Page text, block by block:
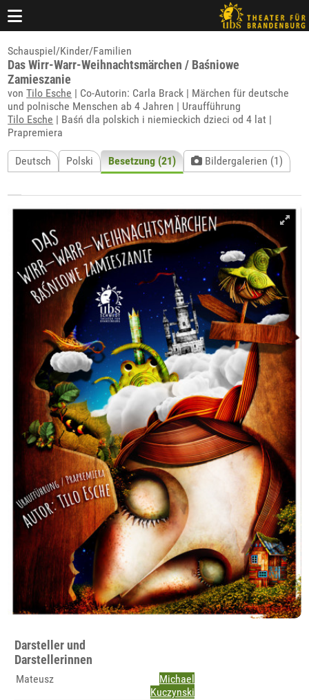
Schauspiel/Kinder/Familien
Das Wirr-Warr-Weihnachtsmärchen / Baśniowe
Zamieszanie
vonTilo Esche | Co-Autorin: Carla Brack | Märchen für deutsche
und polnische Menschen ab 4 Jahren | Uraufführung
Tilo Esche | Baśń dla polskich i niemieckich dzieci od 4 lat |
Prapremiera
Deutsch Polski Besetzung (21) Bildergalerien (1)
Darsteller und
Darstellerinnen
Mateusz
Michael
Kuczynski